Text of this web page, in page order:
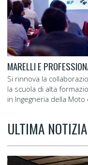
MARELLI E
Si rinnova la
la scuola di alta
in Ingegneria della Moto
ULTIMA NOTIZIA